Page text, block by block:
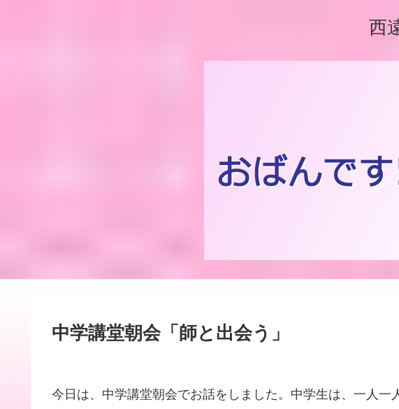
西
中学講堂朝会「師と出会う」
今日は、中学講堂朝会でお話をしました。中学生は、一人一